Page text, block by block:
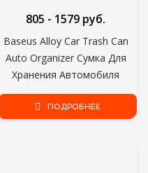
Baseus Alloy Car Trash Can
Auto Organizer Сумка Для
Хранения Автомобиля
Мусорное Ведро Пепельница
Пылезащитный Чехол
805 - 1579 руб.
ПОДРОБНЕЕ